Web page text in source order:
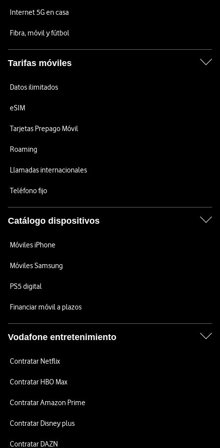
Internet 5G en casa
Fibra, móvil y fútbol
Tarifas móviles
Datos ilimitados
eSIM
Tarjetas Prepago Móvil
Roaming
Llamadas internacionales
Teléfono fijo
Catálogo dispositivos
Móviles iPhone
Móviles Samsung
PS5 digital
Financiar móvil a plazos
Vodafone entretenimiento
Contratar Netflix
Contratar HBO Max
Contratar Amazon Prime
Contratar Disney plus
Contratar DAZN